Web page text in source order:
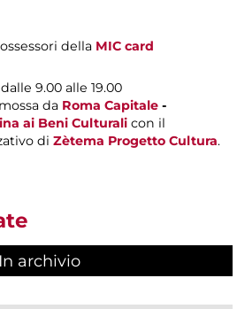
della MIC card
9.00 alle 19.00
da Roma Capitale -
ai Beni Culturali con il
di Zètema Progetto Cultura.
In archivio